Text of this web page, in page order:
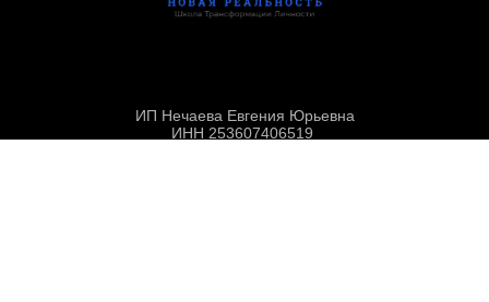
ИП Нечаева Евгения Юрьевна
ИНН 253607406519